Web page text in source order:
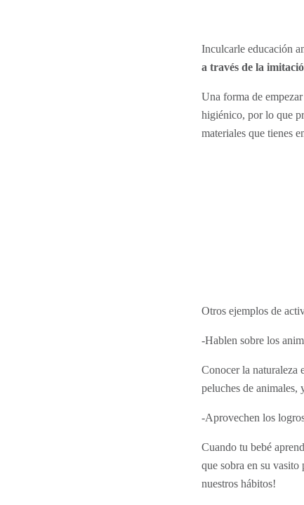
Inculcarle educación
a través de la
Una forma de
higiénico, por lo que
materiales que tienes
Otros ejemplos de
-Hablen sobre los
Conocer la naturaleza
peluches de animales,
-Aprovechen los
Cuando tu bebé
que sobra en su vasito
nuestros hábitos!